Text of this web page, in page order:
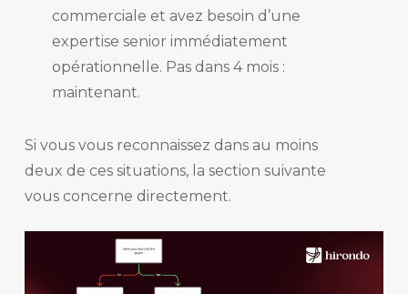
commerciale et avez besoin d’une
expertise senior immédiatement
opérationnelle. Pas dans 4 mois :
maintenant.
Si vous vous reconnaissez dans au moins
deux de ces situations, la section suivante
vous concerne directement.